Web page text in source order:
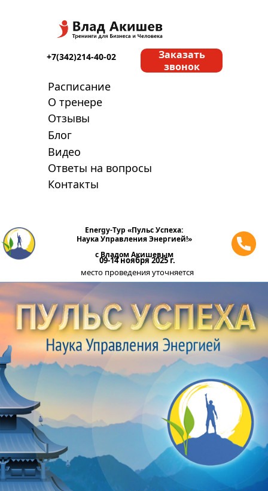
Контакты
Ответы на вопросы
Видео
Блог
Отзывы
О тренере
Расписание
Заказать
звонок
+7(342)214-40-02
Energy-Тур «Пульс Успеха:
Наука Управления Энергией!»
с Владом Акишевым
09-14 ноября 2025 г.
место проведения уточняется